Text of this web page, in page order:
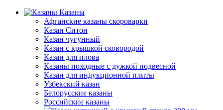
Казаны
Афганские казаны скороварки
Казан Ситон
Казан чугунный
Казан с крышкой сковородой
Казан для плова
Казаны походные с дужкой подвесной
Казан для индукционной плиты
Узбекский казан
Белорусские казаны
Российские казаны